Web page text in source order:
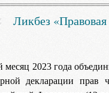
Ликбез
месяц 2023 года
декларации прав